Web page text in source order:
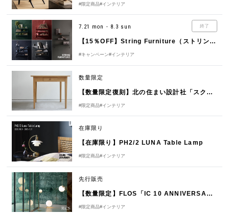
#限定商品#インテリア
終了
7.21 mon - 8.3 sun
【15％OFF】String Furniture（ストリング ファニチャー）Online Campaign 2025
#キャンペーン#インテリア
数量限定
【数量限定復刻】北の住まい設計社「スクエアテーブル」販売のお知らせ
#限定商品#インテリア
在庫限り
【在庫限り】PH2/2 LUNA Table Lamp
#限定商品#インテリア
先行販売
【数量限定】FLOS「IC 10 ANNIVERSARY COLLECTION」
#限定商品#インテリア